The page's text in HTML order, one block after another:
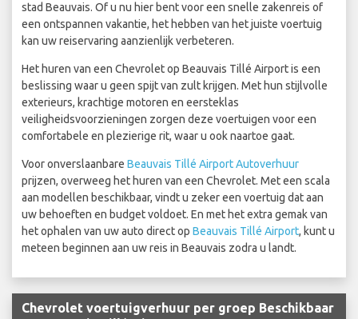
stad Beauvais. Of u nu hier bent voor een snelle zakenreis of
een ontspannen vakantie, het hebben van het juiste voertuig
kan uw reiservaring aanzienlijk verbeteren.
Het huren van een Chevrolet op Beauvais Tillé Airport is een
beslissing waar u geen spijt van zult krijgen. Met hun stijlvolle
exterieurs, krachtige motoren en eersteklas
veiligheidsvoorzieningen zorgen deze voertuigen voor een
comfortabele en plezierige rit, waar u ook naartoe gaat.
Voor onverslaanbare Beauvais Tillé Airport Autoverhuur
prijzen, overweeg het huren van een Chevrolet. Met een scala
aan modellen beschikbaar, vindt u zeker een voertuig dat aan
uw behoeften en budget voldoet. En met het extra gemak van
het ophalen van uw auto direct op Beauvais Tillé Airport, kunt u
meteen beginnen aan uw reis in Beauvais zodra u landt.
Chevrolet voertuigverhuur per groep Beschikbaar